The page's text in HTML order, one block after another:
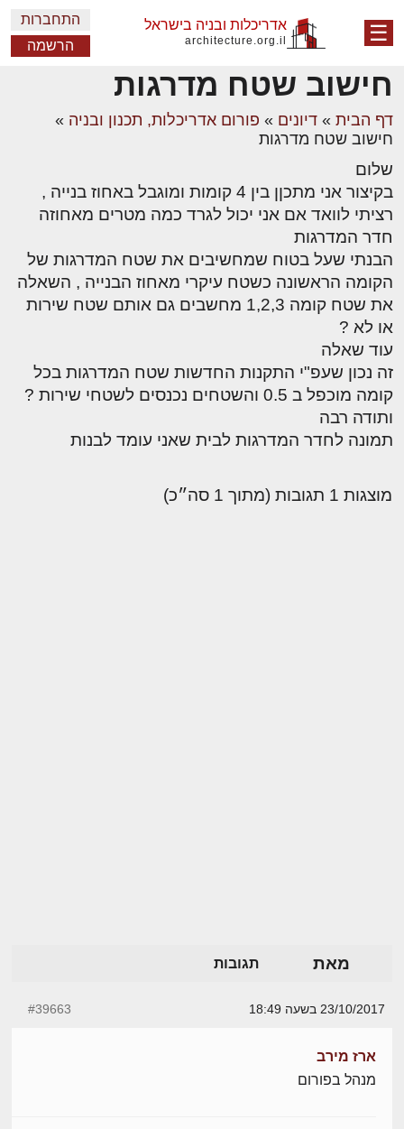
☰ אדריכלות ובניה בישראל
architecture.org.il
התחברות
הרשמה
חישוב שטח מדרגות
דף הבית » דיונים » פורום אדריכלות, תכנון ובניה »
חישוב שטח מדרגות
שלום
בקיצור אני מתכןן בין 4 קומות ומוגבל באחוז בנייה ,
רציתי לוואד אם אני יכול לגרד כמה מטרים מאחוזה
חדר המדרגות
הבנתי שעל בטוח שמחשיבים את שטח המדרגות של
הקומה הראשונה כשטח עיקרי מאחוז הבנייה , השאלה
את שטח קומה 1,2,3 מחשבים גם אותם שטח שירות
או לא ?
עוד שאלה
זה נכון שעפ"י התקנות החדשות שטח המדרגות בכל
קומה מוכפל ב 0.5 והשטחים נכנסים לשטחי שירות ?
ותודה רבה
תמונה לחדר המדרגות לבית שאני עומד לבנות
מוצגות 1 תגובות (מתוך 1 סה״כ)
מאת תגובות
23/10/2017 בשעה 18:49 #39663
ארז מירב
מנהל בפורום